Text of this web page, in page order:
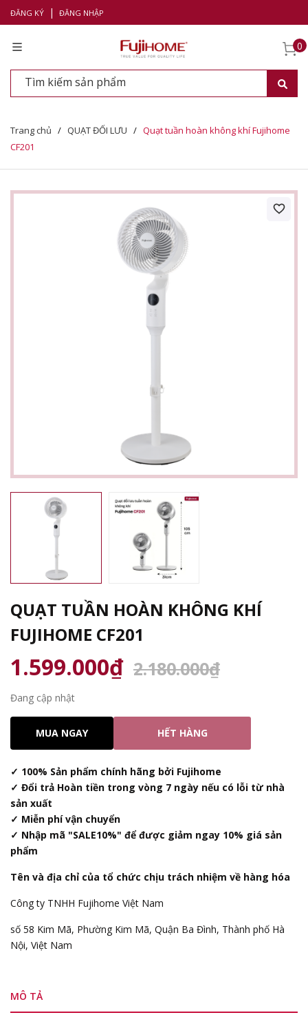
ĐĂNG KÝ | ĐĂNG NHẬP
0
Trang chủ / QUẠT ĐỐI LƯU / Quạt tuần hoàn không khí Fujihome
CF201
QUẠT TUẦN HOÀN KHÔNG KHÍ
FUJIHOME CF201
1.599.000₫ 2.180.000₫
Đang cập nhật
MUA NGAY HẾT HÀNG
✓ 100% Sản phẩm chính hãng bởi Fujihome
✓ Đổi trả Hoàn tiền trong vòng 7 ngày nếu có lỗi từ nhà
sản xuất
✓ Miễn phí vận chuyển
✓ Nhập mã "SALE10%" để được giảm ngay 10% giá sản
phẩm
Tên và địa chỉ của tổ chức chịu trách nhiệm về hàng hóa
Công ty TNHH Fujihome Việt Nam
số 58 Kim Mã, Phường Kim Mã, Quận Ba Đình, Thành phố Hà
Nội, Việt Nam
MÔ TẢ